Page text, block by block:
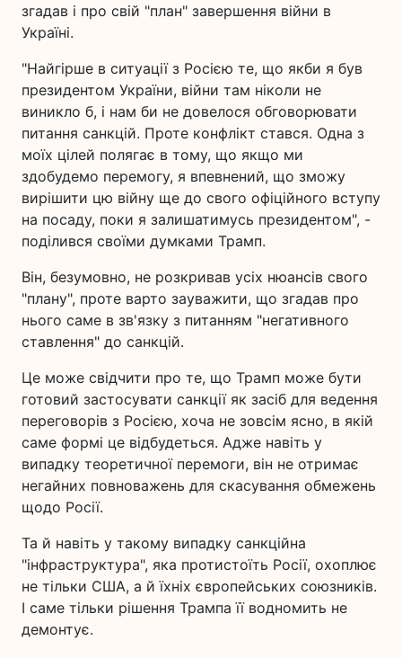
згадав і про свій "план" завершення війни в
Україні.
"Найгірше в ситуації з Росією те, що якби я був
президентом України, війни там ніколи не
виникло б, і нам би не довелося обговорювати
питання санкцій. Проте конфлікт стався. Одна з
моїх цілей полягає в тому, що якщо ми
здобудемо перемогу, я впевнений, що зможу
вирішити цю війну ще до свого офіційного вступу
на посаду, поки я залишатимусь президентом", -
поділився своїми думками Трамп.
Він, безумовно, не розкривав усіх нюансів свого
"плану", проте варто зауважити, що згадав про
нього саме в зв'язку з питанням "негативного
ставлення" до санкцій.
Це може свідчити про те, що Трамп може бути
готовий застосувати санкції як засіб для ведення
переговорів з Росією, хоча не зовсім ясно, в якій
саме формі це відбудеться. Адже навіть у
випадку теоретичної перемоги, він не отримає
негайних повноважень для скасування обмежень
щодо Росії.
Та й навіть у такому випадку санкційна
"інфраструктура", яка протистоїть Росії, охоплює
не тільки США, а й їхніх європейських союзників.
І саме тільки рішення Трампа її водномить не
демонтує.